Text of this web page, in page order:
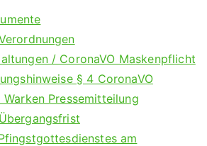
/ CoronaVO Maskenpflicht
§ 4 CoronaVO
Pressemitteilung
am